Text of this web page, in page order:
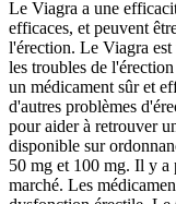
Le Viagra a une
efficaces, et peuvent
l'érection. Le Viagra
les troubles de
un médicament sûr et
d'autres problèmes
pour aider à retrouver
disponible sur
50 mg et 100 mg. Il y a
marché. Les